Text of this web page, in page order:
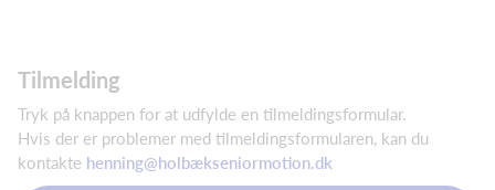
Tilmelding
Tryk på knappen for at udfylde en tilmeldingsformular.
Hvis der er problemer med tilmeldingsformularen, kan du
kontakte henning@holbækseniormotion.dk